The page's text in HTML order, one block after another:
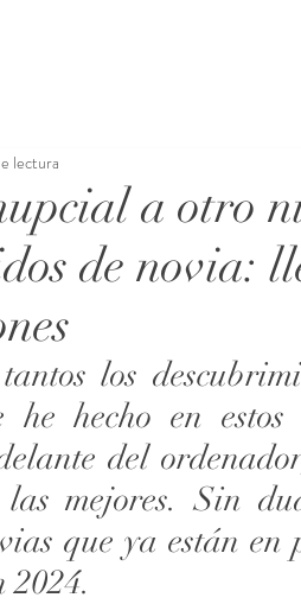
a otro
de novia:
lectura
los
he hecho en estos
del
las mejores. Sin
que ya están
2024.